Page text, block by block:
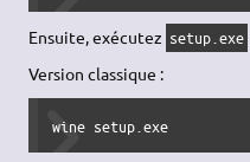
Ensuite, exécutez setup.exe
Version classique :
wine setup.exe